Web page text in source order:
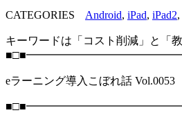
CATEGORIES Android, iPad, iPad2,
キーワードは「コスト削減」と「
eラーニング導入こぼれ話 Vol.0053